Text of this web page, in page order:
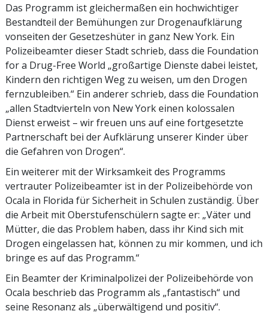
Das Programm ist gleichermaßen ein hochwichtiger
Bestandteil der Bemühungen zur Drogenaufklärung
vonseiten der Gesetzeshüter in ganz New York. Ein
Polizeibeamter dieser Stadt schrieb, dass die Foundation
for a Drug-Free World „großartige Dienste dabei leistet,
Kindern den richtigen Weg zu weisen, um den Drogen
fernzubleiben.“ Ein anderer schrieb, dass die Foundation
„allen Stadtvierteln von New York einen kolossalen
Dienst erweist – wir freuen uns auf eine fortgesetzte
Partnerschaft bei der Aufklärung unserer Kinder über
die Gefahren von Drogen“.
Ein weiterer mit der Wirksamkeit des Programms
vertrauter Polizeibeamter ist in der Polizeibehörde von
Ocala in Florida für Sicherheit in Schulen zuständig. Über
die Arbeit mit Oberstufenschülern sagte er: „Väter und
Mütter, die das Problem haben, dass ihr Kind sich mit
Drogen eingelassen hat, können zu mir kommen, und ich
bringe es auf das Programm.“
Ein Beamter der Kriminalpolizei der Polizeibehörde von
Ocala beschrieb das Programm als „fantastisch“ und
seine Resonanz als „überwältigend und positiv“.